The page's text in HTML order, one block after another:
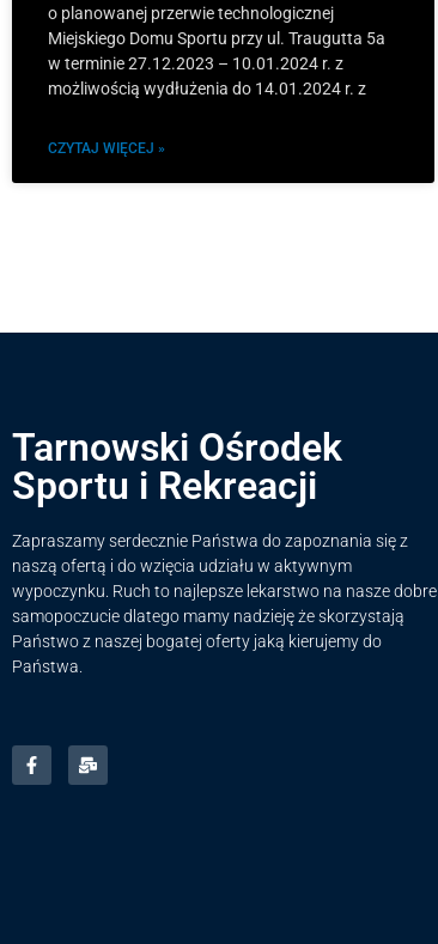
o planowanej przerwie technologicznej
Miejskiego Domu Sportu przy ul. Traugutta 5a
w terminie 27.12.2023 – 10.01.2024 r. z
możliwością wydłużenia do 14.01.2024 r. z
CZYTAJ WIĘCEJ »
Tarnowski Ośrodek
Sportu i Rekreacji
Zapraszamy serdecznie Państwa do zapoznania się z
naszą ofertą i do wzięcia udziału w aktywnym
wypoczynku. Ruch to najlepsze lekarstwo na nasze dobre
samopoczucie dlatego mamy nadzieję że skorzystają
Państwo z naszej bogatej oferty jaką kierujemy do
Państwa.